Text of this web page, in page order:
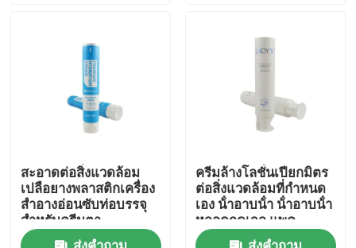
ท่อเสริมกาย
หลอดสกัด
หลอดเครื่องสำอางเปล่า
สะอาดต่อสิ่งแวดล้อม
เปลือยางพลาสติกเครื่อง
สําอางอ่อนซับท่อบรรจุ
สําหรับครีมตา
ครีมล้างโลชั่นเปียกมิตร
ต่อสิ่งแวดล้อมที่กําหนด
เอง น้ําอาบน้ํา น้ําอาบน้ํา
หลอดกดเจล แพค
พลาสติกหลอดอ่อน